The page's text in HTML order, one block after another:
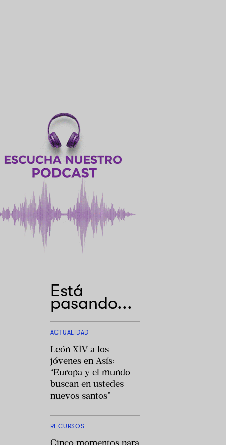
Está
pasando...
ACTUALIDAD
León XIV a los
jóvenes en Asís:
“Europa y el mundo
buscan en ustedes
nuevos santos”
RECURSOS